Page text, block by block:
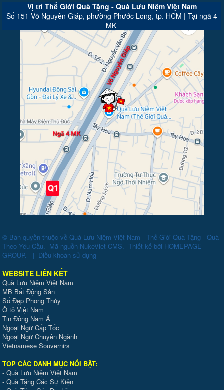
Vị trí Thế Giới Quà Tặng - Quà Lưu Niệm Việt Nam
Số 151 Võ Nguyên Giáp, phường Phước Long, tp. HCM | Tại ngã 4
MK
© Bản quyền thuộc về Quà Lưu Niệm Việt Nam - Thế Giới Quà Tặng - Quà
Theo Yêu Cầu
Mã nguồn NukeViet CMS Thiết kế bởi HOMEPAGE
GROUP. | Điều khoản sử dụng
WEBSITE LIÊN KẾT
Quà Lưu Niệm Việt Nam
MB Bất Động Sản
Số Đẹp Phong Thủy
Ô tô Việt Nam
Tin Đông Nam Á
Ngoại Ngữ Cấp Tốc
Ngoại Ngữ Chuyên Ngành
Vietnamese Souvernirs
TOP CÁC DANH MỤC NỔI BẬT:
- Quà Lưu Niệm Việt Nam
- Quà Tặng Các Sự Kiện